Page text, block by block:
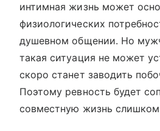
интимная жизнь может
физиологических
душевном общении. Но
такая ситуация не может
скоро станет заводить
Поэтому ревность будет
совместную жизнь слишком